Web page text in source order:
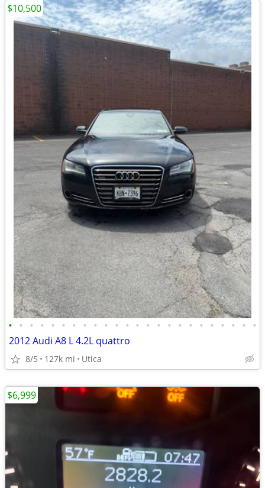
• • • • • • • • • • • • • • • • • • • • • • • •
2012 Audi A8 L 4.2L quattro
8/5 127k mi Utica
$10,500
$6,999